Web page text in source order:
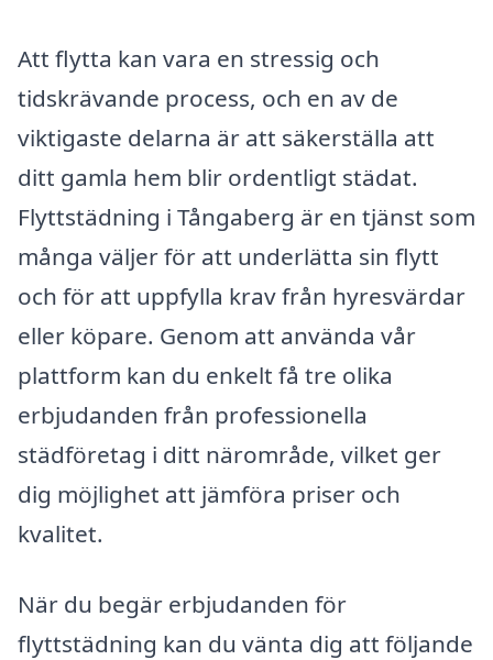
Att flytta kan vara en stressig och
tidskrävande process, och en av de
viktigaste delarna är att säkerställa att
ditt gamla hem blir ordentligt städat.
Flyttstädning i Tångaberg är en tjänst som
många väljer för att underlätta sin flytt
och för att uppfylla krav från hyresvärdar
eller köpare. Genom att använda vår
plattform kan du enkelt få tre olika
erbjudanden från professionella
städföretag i ditt närområde, vilket ger
dig möjlighet att jämföra priser och
kvalitet.
När du begär erbjudanden för
flyttstädning kan du vänta dig att följande